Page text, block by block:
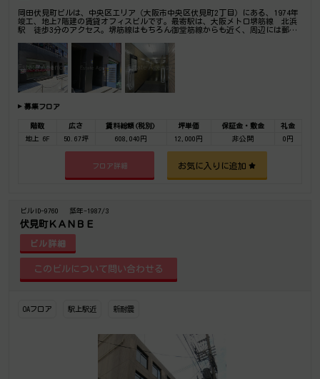
岡田伏見町ビルは、中央区エリア（大阪市中央区伏見町2丁目）にある、1974年
竣工、地上7階建の賃貸オフィスビルです。最寄駅は、大阪メトロ堺筋線 北浜
駅 徒歩3分のアクセス。堺筋線はもちろん御堂筋線からも近く、周辺には郵便
所、オフィス移転の事なら何でもご相談下さい。
募集フロア
階数 広さ 賃料総額(税別) 坪単価 保証金・敷金
礼金
地上 6F
50.67坪 608,040円 12,000円 非公開 0円
フロア詳細 お気に入りに追加
ビルID-9760 築年-1987/3
伏見町ＫＡＮＢＥ
ビル詳細
OAフロア 駅上駅近 新耐震